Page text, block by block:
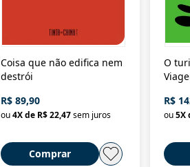
Coisa que não edifica nem
destrói
R$ 89,90
ou4X de R$ 22,47sem juros
Comprar
O
até a
até
R$
ou5X